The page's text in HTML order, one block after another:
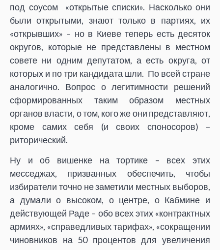
под соусом «открытые списки». Насколько они
были открытыми, знают только в партиях, их
«открывших» – но в Киеве теперь есть десяток
округов, которые не представлены в местном
совете ни одним депутатом, а есть округа, от
которых и по три кандидата шли. По всей стране
аналогично. Вопрос о легитимности решений
сформированных таким образом местных
органов власти, о том, кого же они представляют,
кроме самих себя (и своих споносоров) –
риторический.
Ну и об вишенке на тортике – всех этих
месседжах, призванных обеспечить, чтобы
избиратели точно не заметили местных выборов,
а думали о высоком, о центре, о Кабмине и
действующей Раде – обо всех этих «контрактных
армиях», «справедливых тарифах», «сокращении
чиновников на 50 процентов для увеличения